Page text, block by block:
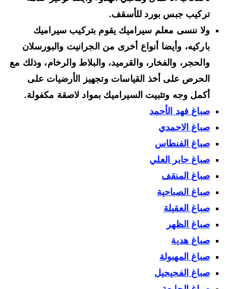
تركيب جبس بورد للأسقف.
ولا ننسى معلم سيراميك يقوم بتركيب سيراميك
باركيه، وأيضا أنواع أخرى من الجرانيت والبورسلان
والحجر، والفخار، والقرميد، والبلاط والرخام، وذلك مع
الحرص على أخذ القياسات وتجهيز الأرضيات على
أكمل وجه وتثبيت السيراميك بمواد لاصقة مكفولة.
صباغ فهد الأحمد
صباغ الاحمدي
صباغ الفنطاس
صباغ جابر العلي
صباغ المنقف
صباغ الصباحية
صباغ العقيلة
صباغ الظهر
صباغ هدية
صباغ المهبولة
صباغ الفحيحيل